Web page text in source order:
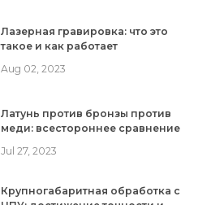
Лазерная гравировка: что это
такое и как работает
Aug 02, 2023
Латунь против бронзы против
меди: всестороннее сравнение
Jul 27, 2023
Крупногабаритная обработка с